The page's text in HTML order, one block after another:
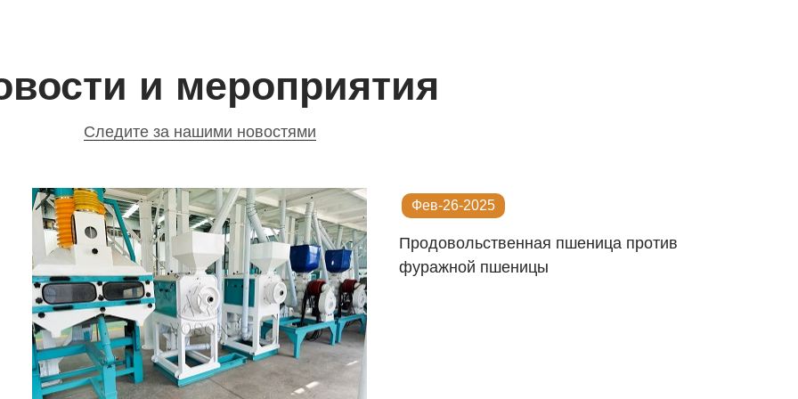
и мероприятия
Следите за нашими новостями
Фев-26-2025
Продовольственная пшеница против
фуражной пшеницы